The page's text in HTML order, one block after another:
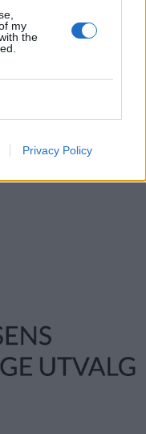
my
the
Privacy Policy